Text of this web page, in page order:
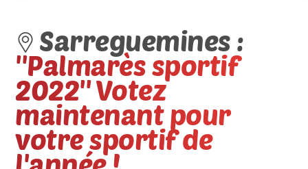
Sarreguemines :
''Palmarès sportif
2022'' Votez
maintenant pour
votre sportif de